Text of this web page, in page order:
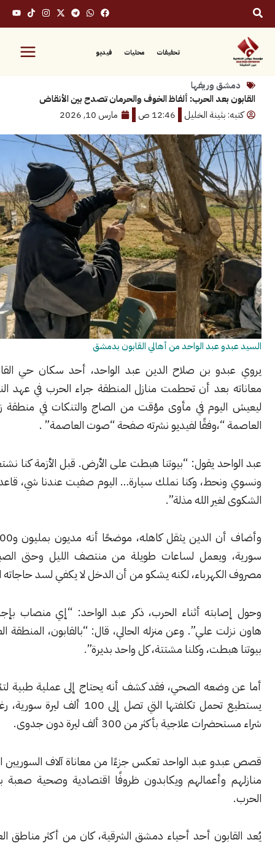
محليات فيديو
وريفها
بعد الحرب: ألفاظ الخوف والحرمان تصدح بين الأنقاض
بثينة الخليل
12:46 ص مارس 10, 2026
عبد الواحد من أهالي القابون بدمشق
بن صلاح الدين عبد الواحد، أحد سكان حي القابون سابقًا،
بعد أن تحطمت منازل المنطقة جراء الحرب في عهد النظام البائد،
في مأوى مؤقت من الصاج والتنكات في منطقة زراعية خارج
“،وفقًا لفيديو نشرته صفحة “صوت العاصمة” .
يقول: “بيوتنا هبطت على الأرض. قبل الأزمة كنا نشتغل ونضمن
وكنا نملك سيارة… اليوم صفيت عندنا شي، قاعدين بالتنك.
الله مذلة”.
وأضاف أن الدين يثقل كاهله، موضحًا أنه مديون بمليون و800 ألف ليرة
ويعمل لساعات طويلة من منتصف الليل وحتى الصباح لتغطية
لكنه يشكو من أن الدخل لا يكفي لسد حاجاته اليومية.
أثناء الحرب، ذكر عبد الواحد: “إي منصاب بإجري.. قذيفة
علي”. وعن منزله الحالي، قال: “بالقابون، المنطقة الصناعية، كل
وكلنا مشتتة، كل واحد بديرة”.
الصحي، فقد كشف أنه يحتاج إلى عملية طبية لتمّيه، لكنه لا
يستطيع تحمل تكلفتها التي تصل إلى 100 ألف ليرة سورية، رغم محاولاته
علاجية بأكثر من 300 ألف ليرة دون جدوى.
عبد الواحد تعكس جزءًا من معاناة آلاف السوريين الذين فقدوا
وأعمالهم ويكابدون ظروفًا اقتصادية وصحية صعبة بعد سنوات
أحد أحياء دمشق الشرقية، كان من أكثر مناطق العاصمة تأثرًا